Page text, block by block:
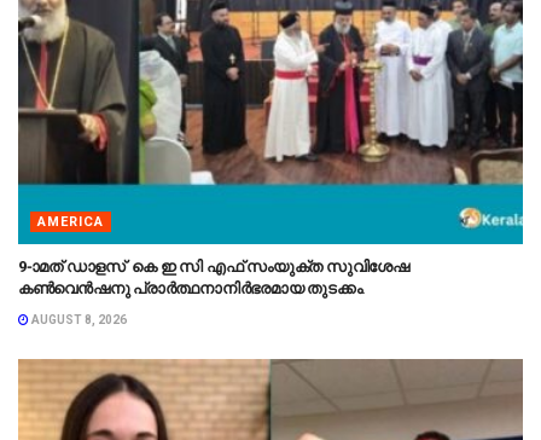
AMERICA
9-ാമത് ഡാളസ് കെ ഇ സി എഫ് സംയുക്ത സുവിശേഷ
കൺവെൻഷനു പ്രാർത്ഥനാനിർഭരമായ തുടക്കം.
AUGUST 8, 2026